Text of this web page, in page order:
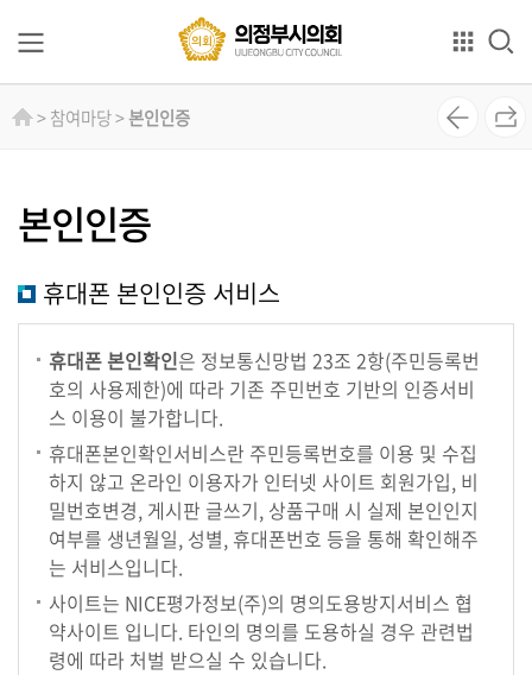
본문으로 바로가기
GNB메뉴 바로가기
의
원
소
상
임
위
원
회
의
회
소
식
> 참여마당 >본인인증
본인인증
휴대폰 본인인증 서비스
휴대폰 본인확인은 정보통신망법 23조 2항(주민등록번
호의 사용제한)에 따라 기존 주민번호 기반의 인증서비
스 이용이 불가합니다.
휴대폰본인확인서비스란 주민등록번호를 이용 및 수집
하지 않고 온라인 이용자가 인터넷 사이트 회원가입, 비
밀번호변경, 게시판 글쓰기, 상품구매 시 실제 본인인지
여부를 생년월일, 성별, 휴대폰번호 등을 통해 확인해주
는 서비스입니다.
사이트는 NICE평가정보(주)의 명의도용방지서비스 협
약사이트 입니다. 타인의 명의를 도용하실 경우 관련법
령에 따라 처벌 받으실 수 있습니다.